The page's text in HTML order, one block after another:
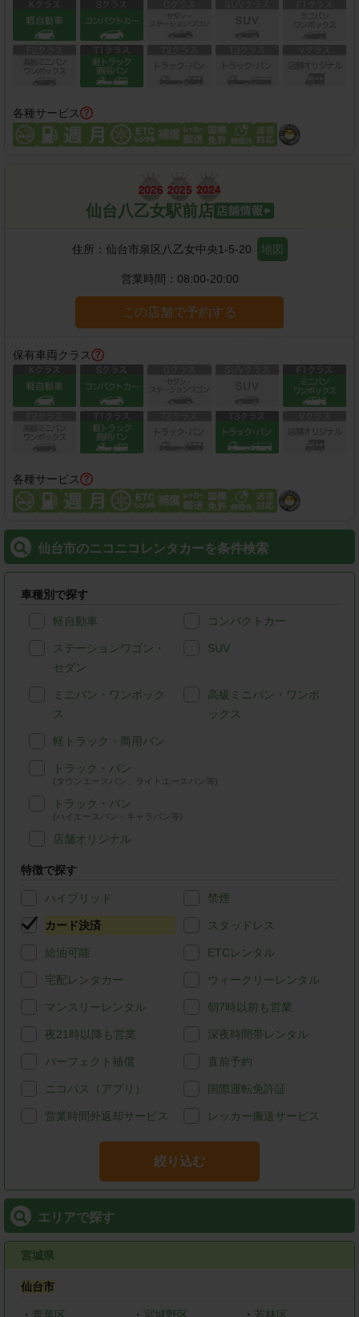
各種サービス
仙台八乙女駅前店
住所： 仙台市泉区八乙女中央1-5-20 地図
営業時間： 08:00-20:00
この店舗で予約する
保有車両クラス
各種サービス
仙台市のニコニコレンタカーを条件検索
車種別で探す
軽自動車 コンパクトカー
ステーションワゴン・
セダン
SUV
ミニバン・ワンボック
ス
高級ミニバン・ワンボ
ックス
軽トラック・商用バン
トラック・バン
(タウンエースバン、ライトエースバン等)
トラック・バン
(ハイエースバン・キャラバン等)
店舗オリジナル
特徴で探す
ハイブリッド 禁煙
カード決済 スタッドレス
給油可能 ETCレンタル
宅配レンタカー ウィークリーレンタル
マンスリーレンタル 朝7時以前も営業
夜21時以降も営業 深夜時間帯レンタル
パーフェクト補償 直前予約
ニコパス（アプリ） 国際運転免許証
営業時間外返却サービス レッカー搬送サービス
絞り込む
エリアで探す
宮城県
仙台市
・ 青葉区 ・ 宮城野区 ・ 若林区